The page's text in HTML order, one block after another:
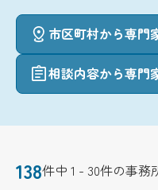
市区町村から専門
相談内容から専門
138件中 1 - 30件の事務